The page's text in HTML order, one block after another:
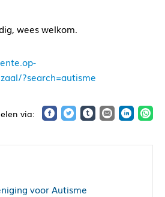
wees welkom.
?search=autisme
voor Autisme